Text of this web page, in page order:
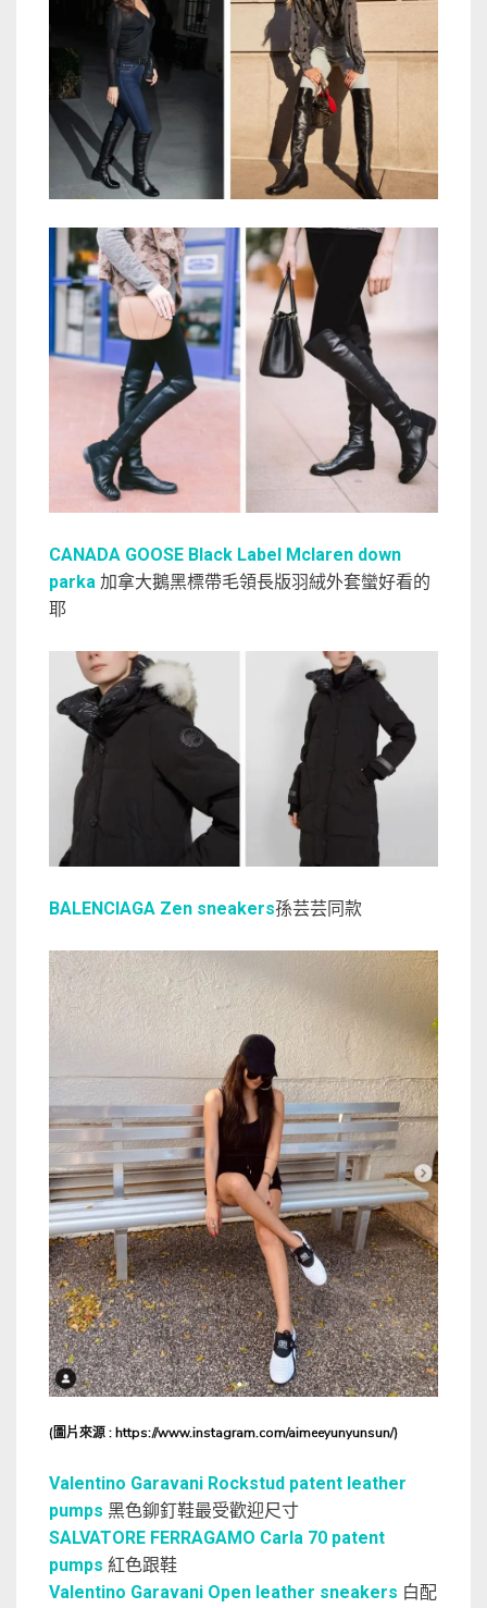
CANADA GOOSE Black Label Mclaren down
parka 加拿大鵝黑標帶毛領長版羽絨外套蠻好看的
耶
BALENCIAGA Zen sneakers孫芸芸同款
(圖片來源 : https://www.instagram.com/aimeeyunyunsun/)
Valentino Garavani Rockstud patent leather
pumps 黑色鉚釘鞋最受歡迎尺寸
SALVATORE FERRAGAMO Carla 70 patent
pumps 紅色跟鞋
Valentino Garavani Open leather sneakers 白配